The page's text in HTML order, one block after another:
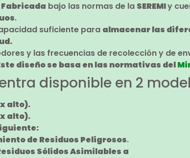
Fabricada bajo las normas de la SEREMIy
.
suficiente para almacenar las
y las frecuencias de recolección y de
diseño se basa en las normativas del
disponible en 2
alto).
alto).
de Residuos Peligrosos.
Sólidos Asimilables a